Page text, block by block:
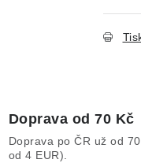
Doprava od 70 Kč
Doprava po ČR už od
od 4 EUR).